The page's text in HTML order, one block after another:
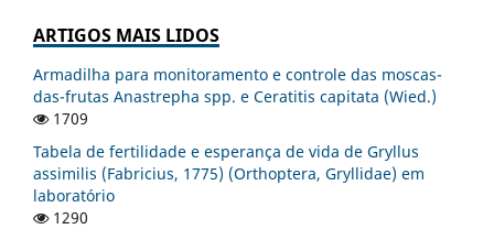
ARTIGOS MAIS LIDOS
Armadilha para monitoramento e controle das moscas-
das-frutas Anastrepha spp. e Ceratitis capitata (Wied.)
1709
Tabela de fertilidade e esperança de vida de Gryllus
assimilis (Fabricius, 1775) (Orthoptera, Gryllidae) em
laboratório
1290